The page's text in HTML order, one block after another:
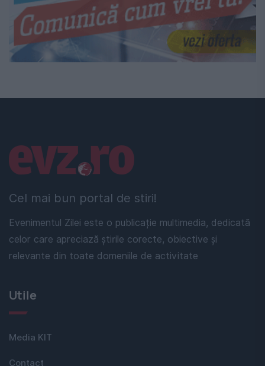
Cel mai bun portal de stiri!
Evenimentul Zilei este o publicație multimedia, dedicată
celor care apreciază știrile corecte, obiective și
relevante din toate domeniile de activitate
Linkuri utile
Utile
Media KIT
Contact